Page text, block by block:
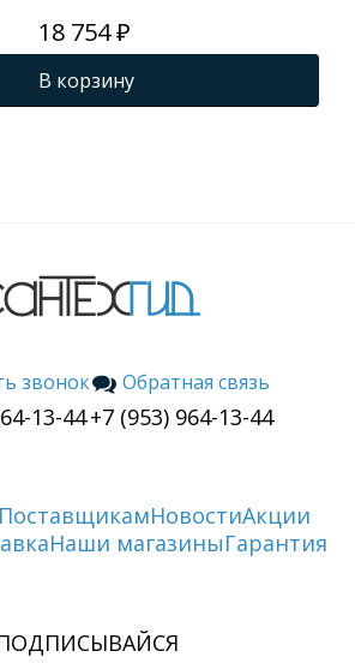
18 754 ₽
В корзину
звонок
13-44
Обратная связь
+7 (953) 964-13-44
ПоставщикамНовостиАкции
Наши магазиныГарантия